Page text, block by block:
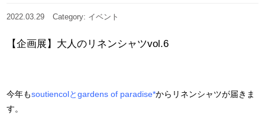
2022.03.29 Category: イベント
【企画展】大人のリネンシャツvol.6
今年もsoutiencolとgardens of paradise*からリネンシャツが届きま
す。